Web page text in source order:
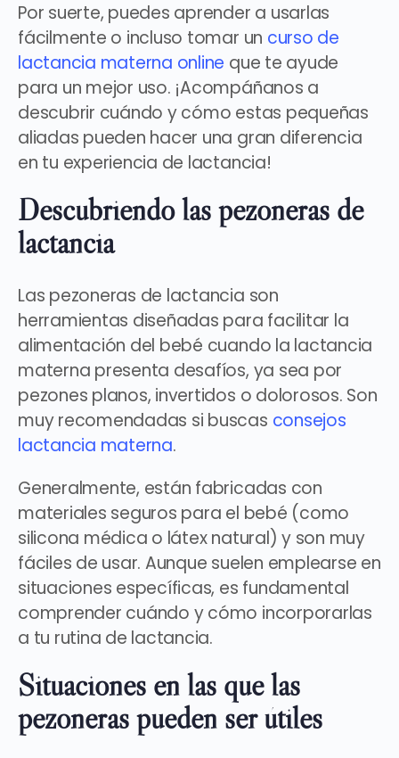
Por suerte, puedes aprender a usarlas
fácilmente o incluso tomar un curso de
lactancia materna online que te ayude
para un mejor uso. ¡Acompáñanos a
descubrir cuándo y cómo estas pequeñas
aliadas pueden hacer una gran diferencia
en tu experiencia de lactancia!
Descubriendo las pezoneras de
lactancia
Las pezoneras de lactancia son
herramientas diseñadas para facilitar la
alimentación del bebé cuando la lactancia
materna presenta desafíos, ya sea por
pezones planos, invertidos o dolorosos. Son
muy recomendadas si buscas consejos
lactancia materna.
Generalmente, están fabricadas con
materiales seguros para el bebé (como
silicona médica o látex natural) y son muy
fáciles de usar. Aunque suelen emplearse en
situaciones específicas, es fundamental
comprender cuándo y cómo incorporarlas
a tu rutina de lactancia.
Situaciones en las que las
pezoneras pueden ser útiles